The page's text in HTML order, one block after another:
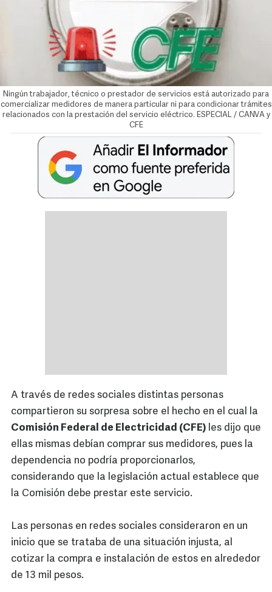
Ningún trabajador, técnico o prestador de servicios está autorizado para
comercializar medidores de manera particular ni para condicionar trámites
relacionados con la prestación del servicio eléctrico. ESPECIAL / CANVA y
CFE
A través de redes sociales distintas personas
compartieron su sorpresa sobre el hecho en el cual la
Comisión Federal de Electricidad (CFE) les dijo que
ellas mismas debían comprar sus medidores, pues la
dependencia no podría proporcionarlos,
considerando que la legislación actual establece que
la Comisión debe prestar este servicio.
Las personas en redes sociales consideraron en un
inicio que se trataba de una situación injusta, al
cotizar la compra e instalación de estos en alrededor
de 13 mil pesos.